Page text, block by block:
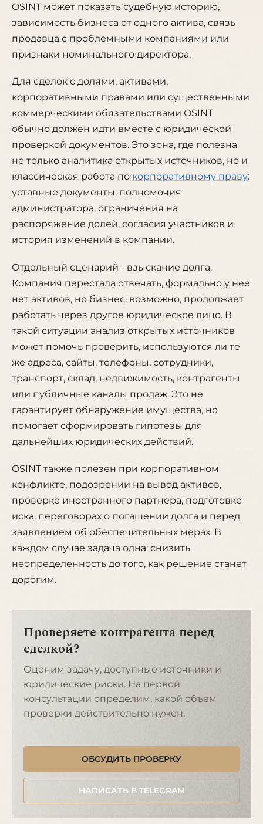
OSINT может показать судебную историю,
зависимость бизнеса от одного актива, связь
продавца с проблемными компаниями или
признаки номинального директора.
Для сделок с долями, активами,
корпоративными правами или существенными
коммерческими обязательствами OSINT
обычно должен идти вместе с юридической
проверкой документов. Это зона, где полезна
не только аналитика открытых источников, но и
классическая работа по корпоративному праву:
уставные документы, полномочия
администратора, ограничения на
распоряжение долей, согласия участников и
история изменений в компании.
Отдельный сценарий - взыскание долга.
Компания перестала отвечать, формально у нее
нет активов, но бизнес, возможно, продолжает
работать через другое юридическое лицо. В
такой ситуации анализ открытых источников
может помочь проверить, используются ли те
же адреса, сайты, телефоны, сотрудники,
транспорт, склад, недвижимость, контрагенты
или публичные каналы продаж. Это не
гарантирует обнаружение имущества, но
помогает сформировать гипотезы для
дальнейших юридических действий.
OSINT также полезен при корпоративном
конфликте, подозрении на вывод активов,
проверке иностранного партнера, подготовке
иска, переговорах о погашении долга и перед
заявлением об обеспечительных мерах. В
каждом случае задача одна: снизить
неопределенность до того, как решение станет
дорогим.
Проверяете контрагента перед
сделкой?
Оценим задачу, доступные источники и
юридические риски. На первой
консультации определим, какой объем
проверки действительно нужен.
ОБСУДИТЬ ПРОВЕРКУ
НАПИСАТЬ В TELEGRAM